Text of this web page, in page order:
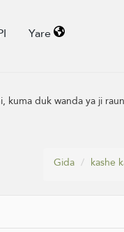
Yare
kuma duk wanda ya ji
Gida kashe